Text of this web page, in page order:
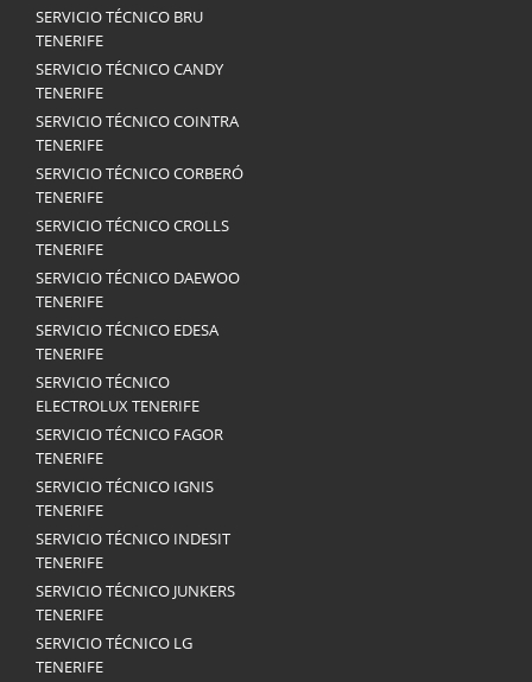
SERVICIO TÉCNICO BRU
TENERIFE
SERVICIO TÉCNICO CANDY
TENERIFE
SERVICIO TÉCNICO COINTRA
TENERIFE
SERVICIO TÉCNICO CORBERÓ
TENERIFE
SERVICIO TÉCNICO CROLLS
TENERIFE
SERVICIO TÉCNICO DAEWOO
TENERIFE
SERVICIO TÉCNICO EDESA
TENERIFE
SERVICIO TÉCNICO
ELECTROLUX TENERIFE
SERVICIO TÉCNICO FAGOR
TENERIFE
SERVICIO TÉCNICO IGNIS
TENERIFE
SERVICIO TÉCNICO INDESIT
TENERIFE
SERVICIO TÉCNICO JUNKERS
TENERIFE
SERVICIO TÉCNICO LG
TENERIFE